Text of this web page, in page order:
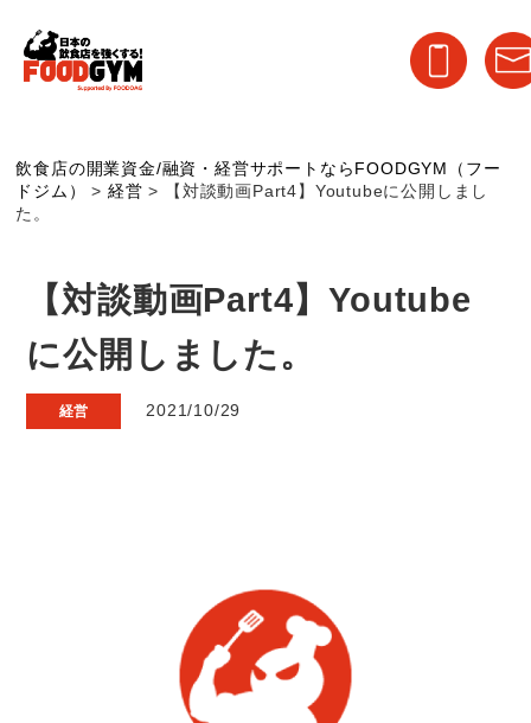
飲食店の開業資金/融資・経営サポートならFOODGYM（フー
ドジム）
>経営 >
【対談動画Part4】Youtubeに公開しまし
た。
【対談動画Part4】Youtube
に公開しました。
経営 2021/10/29